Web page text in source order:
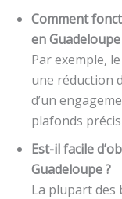
Comment
en Guadeloupe
Par exemple,
une réduction
d’un
plafonds
Est-il facile
Guadeloupe ?
La plupart des